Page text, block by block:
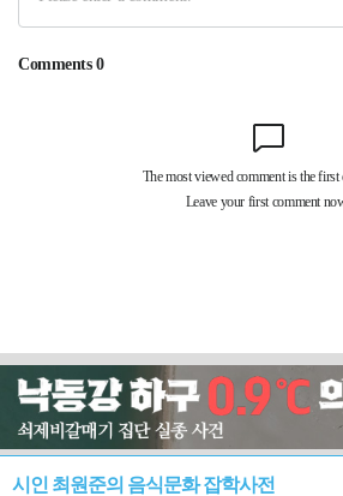
시인 최원준의 음식문화 잡학사전